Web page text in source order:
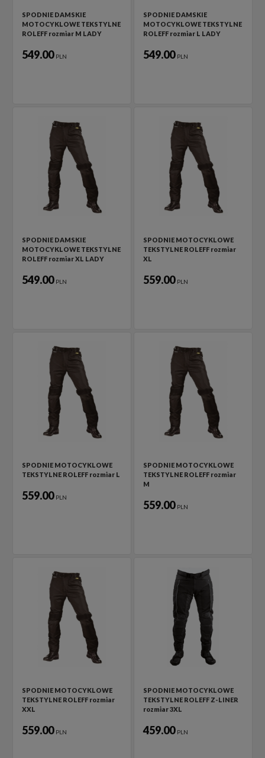
SPODNIE DAMSKIE
MOTOCYKLOWE TEKSTYLNE
ROLEFF rozmiar M LADY
549.00 PLN
SPODNIE DAMSKIE
MOTOCYKLOWE TEKSTYLNE
ROLEFF rozmiar L LADY
549.00 PLN
SPODNIE DAMSKIE
MOTOCYKLOWE TEKSTYLNE
ROLEFF rozmiar XL LADY
549.00 PLN
SPODNIE MOTOCYKLOWE
TEKSTYLNE ROLEFF rozmiar
XL
559.00 PLN
SPODNIE MOTOCYKLOWE
TEKSTYLNE ROLEFF rozmiar L
559.00 PLN
SPODNIE MOTOCYKLOWE
TEKSTYLNE ROLEFF rozmiar
M
559.00 PLN
SPODNIE MOTOCYKLOWE
TEKSTYLNE ROLEFF rozmiar
XXL
559.00 PLN
SPODNIE MOTOCYKLOWE
TEKSTYLNE ROLEFF Z-LINER
rozmiar 3XL
459.00 PLN